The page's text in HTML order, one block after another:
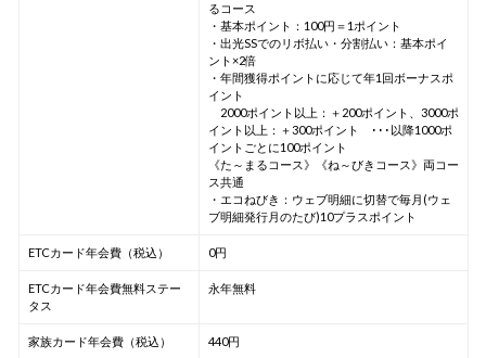
るコース
・基本ポイント：100円＝1ポイント
・出光SSでのリボ払い・分割払い：基本ポイ
ント×2倍
・年間獲得ポイントに応じて年1回ボーナスポ
イント
2000ポイント以上：＋200ポイント、3000ポ
イント以上：＋300ポイント ･･･以降1000ポ
イントごとに100ポイント
《た～まるコース》《ね～びきコース》両コー
ス共通
・エコねびき：ウェブ明細に切替で毎月(ウェ
ブ明細発行月のたび)10プラスポイント
ETCカード年会費（税込） 0円
ETCカード年会費無料ステー
タス
永年無料
家族カード年会費（税込） 440円